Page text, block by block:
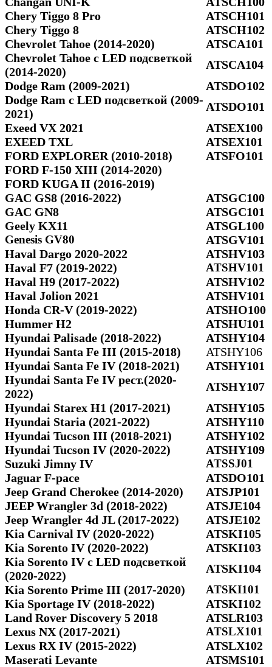
Chery Tiggo 8 Pro
ATSCH101
Chery Tiggo 8
ATSCH102
Chevrolet Tahoe (2014-2020)
ATSCA101
Chevrolet Tahoe с LED подсветкой
(2014-2020)
ATSCA104
Dodge Ram (2009-2021)
ATSDO102
Dodge Ram c LED подсветкой (2009-
2021)
ATSDO101
Exeed VX 2021
ATSEX100
EXEED TXL
ATSEX101
FORD EXPLORER (2010-2018)
ATSFO101
FORD F-150 XIII (2014-2020)
FORD KUGA II (2016-2019)
GAC GS8 (2016-2022)
ATSGC100
GAC GN8
ATSGC101
Geely KX11
ATSGL100
Genesis GV80
ATSGV101
Haval Dargo 2020-2022
ATSHV103
Haval F7 (2019-2022)
ATSHV101
Haval H9 (2017-2022)
ATSHV102
Haval Jolion 2021
ATSHV101
Honda CR-V (2019-2022)
ATSHO100
Hummer H2
ATSHU101
Hyundai Palisade (2018-2022)
ATSHY104
Hyundai Santa Fe III (2015-2018)
ATSHY106
Hyundai Santa Fe IV (2018-2021)
ATSHY101
Hyundai Santa Fe IV рест.(2020-
2022)
ATSHY107
Hyundai Starex H1 (2017-2021)
ATSHY105
Hyundai Staria (2021-2022)
ATSHY110
Hyundai Tucson III (2018-2021)
ATSHY102
Hyundai Tucson IV (2020-2022)
ATSHY109
Suzuki Jimny IV
ATSSJ01
Jaguar F-pace
ATSDO101
Jeep Grand Cherokee (2014-2020)
ATSJP101
JEEP Wrangler 3d (2018-2022)
ATSJE104
Jeep Wrangler 4d JL (2017-2022)
ATSJE102
Kia Carnival IV (2020-2022)
ATSKI105
Kia Sorento IV (2020-2022)
ATSKI103
Kia Sorento IV с LED подсветкой
(2020-2022)
ATSKI104
Kia Sorento Prime III (2017-2020)
ATSKI101
Kia Sportage IV (2018-2022)
ATSKI102
Land Rover Discovery 5 2018
ATSLR103
Lexus NX (2017-2021)
ATSLX101
Lexus RX IV (2015-2022)
ATSLX102
Maserati Levante
ATSMS101